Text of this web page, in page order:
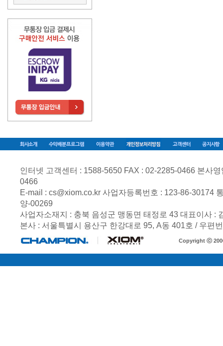
인터넷 고객센터 : 1588-5650 FAX : 02-2285-0466 본사
0466
E-mail : cs@xiom.co.kr사업자등록번호 : 123-86-30174
양-00269
사업자소재지 : 충북 음성군 맹동면 태정로 43 대표이사 :
본사 : 서울특별시 용산구 한강대로 95, A동 401호 / 우편
Copyright ⓒ